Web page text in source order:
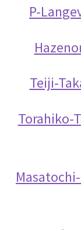
【
お
【書評
お雇
P-
Teiji-
Torahiko-